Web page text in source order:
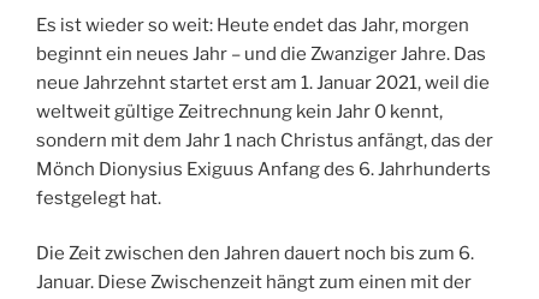
Es ist wieder so weit: Heute endet das Jahr, morgen
beginnt ein neues Jahr – und die Zwanziger Jahre. Das
neue Jahrzehnt startet erst am 1. Januar 2021, weil die
weltweit gültige Zeitrechnung kein Jahr 0 kennt,
sondern mit dem Jahr 1 nach Christus anfängt, das der
Mönch Dionysius Exiguus Anfang des 6. Jahrhunderts
festgelegt hat.
Die Zeit zwischen den Jahren dauert noch bis zum 6.
Januar. Diese Zwischenzeit hängt zum einen mit der